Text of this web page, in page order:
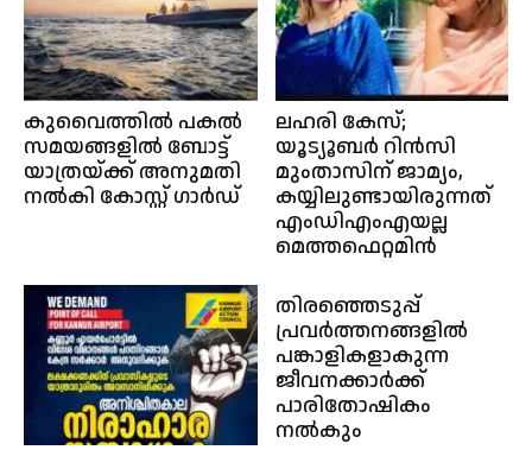
കുവൈത്തിൽ പകൽ
സമയങ്ങളിൽ ബോട്ട്
യാത്രയ്ക്ക് അനുമതി
നൽകി കോസ്റ്റ് ഗാർഡ്
ലഹരി കേസ്;
യൂട്യൂബര്‍ റിന്‍സി
മുംതാസിന് ജാമ്യം,
കയ്യിലുണ്ടായിരുന്നത്
എംഡിഎംഎയല്ല
മെത്തഫെറ്റമിന്‍
തിരഞ്ഞെടുപ്പ്
പ്രവർത്തനങ്ങളിൽ
പങ്കാളികളാകുന്ന
ജീവനക്കാർക്ക്
പാരിതോഷികം
നൽകും